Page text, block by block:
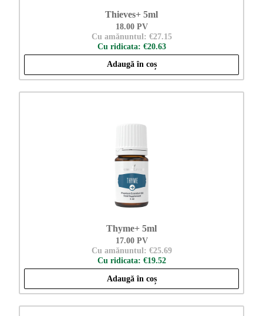
Thieves+ 5ml
18.00 PV
Cu amănuntul: €27.15
Cu ridicata: €20.63
Adaugă în coș
Thyme+ 5ml
17.00 PV
Cu amănuntul: €25.69
Cu ridicata: €19.52
Adaugă în coș